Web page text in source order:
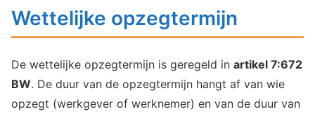
Wettelijke opzegtermijn
De wettelijke opzegtermijn is geregeld in artikel 7:672
BW. De duur van de opzegtermijn hangt af van wie
opzegt (werkgever of werknemer) en van de duur van